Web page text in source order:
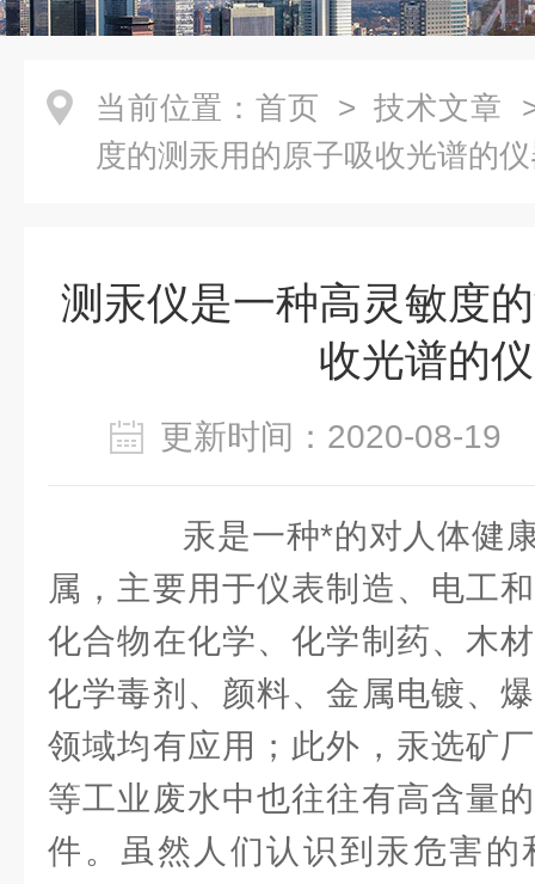
当前位置： 首页 > 技术文章
度的测汞用的原子吸收光谱的
测汞仪是一种高灵敏度
收光谱的
更新时间：2020-08-
汞是一种*的对人体健康
属，主要用于仪表制造、电工
化合物在化学、化学制药、木
化学毒剂、颜料、金属电镀、
领域均有应用；此外，汞选矿
等工业废水中也往往有高含量
件。虽然人们认识到汞危害的